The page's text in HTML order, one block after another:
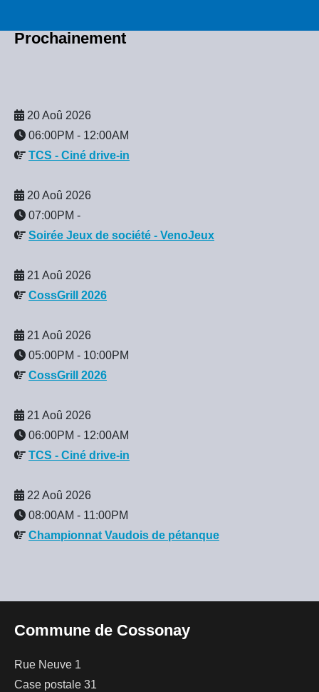
Prochainement
20 Aoû 2026
06:00PM - 12:00AM
TCS - Ciné drive-in
20 Aoû 2026
07:00PM -
Soirée Jeux de société - VenoJeux
21 Aoû 2026
CossGrill 2026
21 Aoû 2026
05:00PM - 10:00PM
CossGrill 2026
21 Aoû 2026
06:00PM - 12:00AM
TCS - Ciné drive-in
22 Aoû 2026
08:00AM - 11:00PM
Championnat Vaudois de pétanque
Commune de Cossonay
Rue Neuve 1
Case postale 31